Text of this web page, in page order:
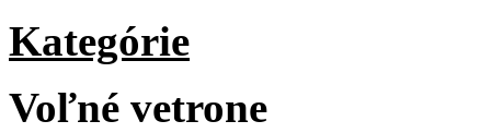
Kategórie
Voľné vetrone